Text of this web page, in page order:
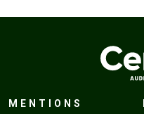
MENTIONS